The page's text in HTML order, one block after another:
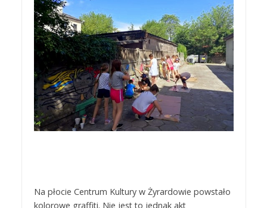
Na płocie Centrum Kultury w Żyrardowie powstało
kolorowe graffiti. Nie jest to jednak akt